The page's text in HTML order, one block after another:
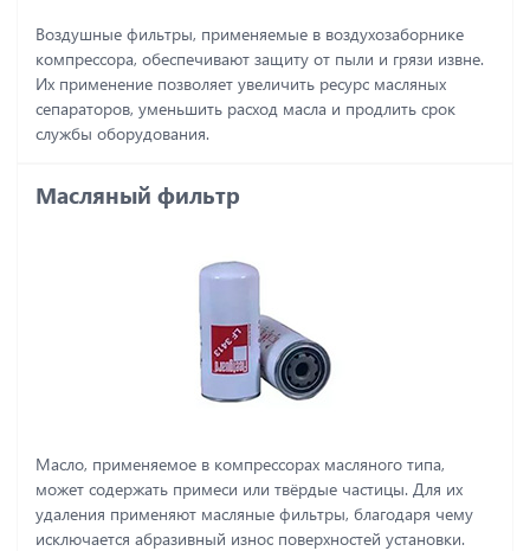
Воздушные фильтры, применяемые в воздухозаборнике
компрессора, обеспечивают защиту от пыли и грязи извне.
Их применение позволяет увеличить ресурс масляных
сепараторов, уменьшить расход масла и продлить срок
службы оборудования.
Масляный фильтр
Масло, применяемое в компрессорах масляного типа,
может содержать примеси или твёрдые частицы. Для их
удаления применяют масляные фильтры, благодаря чему
исключается абразивный износ поверхностей установки.